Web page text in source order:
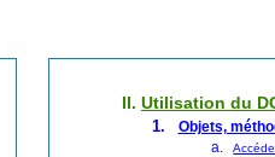
II.Utilisation du
Objets,